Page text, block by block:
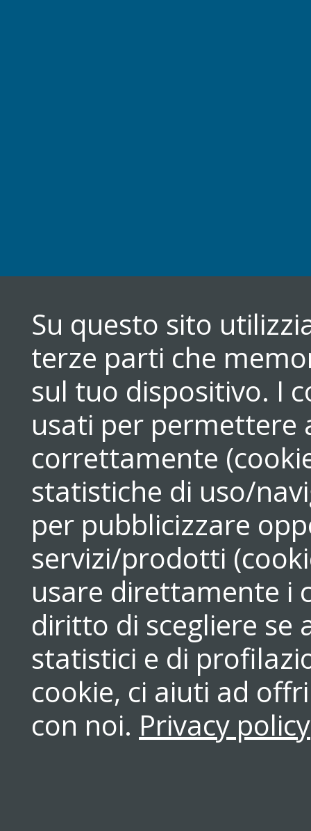
Su questo sito
terze parti che
sul tuo dispositivo. I
usati per permettere
correttamente
statistiche di uso/
per pubblicizzare
servizi/prodotti
usare direttamente i
diritto di scegliere se
statistici e di
cookie, ci aiuti ad
con noi. Privacy policy